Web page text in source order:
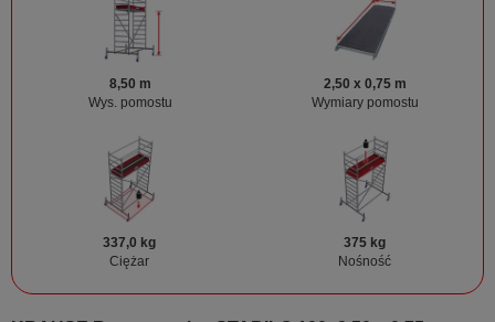
8,50 m
Wys. pomostu
2,50 x 0,75 m
Wymiary pomostu
337,0 kg
Ciężar
375 kg
Nośność